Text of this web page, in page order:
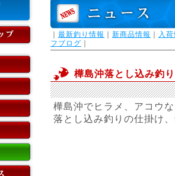
｜ 最新釣り情報 ｜ 新商品情報 ｜
入
フブログ ｜
樺島沖落とし込み釣
樺島沖でヒラメ、アコウ
落とし込み釣りの仕掛け